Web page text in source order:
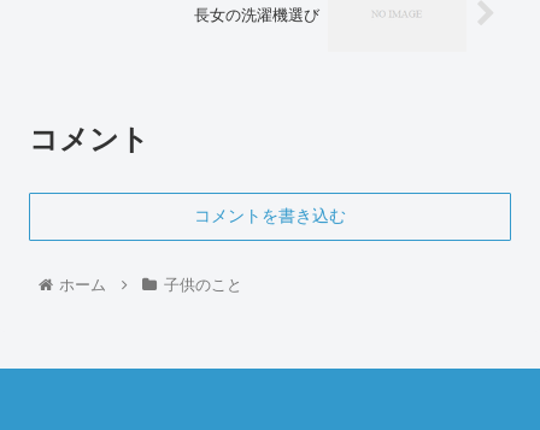
長女の洗濯機選び
コメント
コメントを書き込む
ホーム 子供のこと